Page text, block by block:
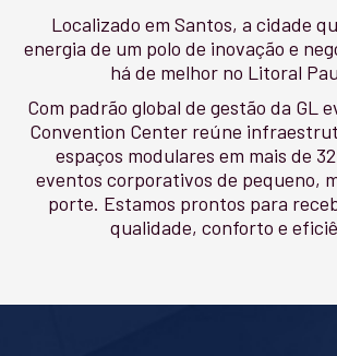
Localizado em Santos, a cidade
energia de um polo de inovação e
há de melhor no Litoral
Com padrão global de gestão da GL
Convention Center reúne
espaços modulares em mais de
eventos corporativos de pequeno,
porte. Estamos prontos para
qualidade, conforto e